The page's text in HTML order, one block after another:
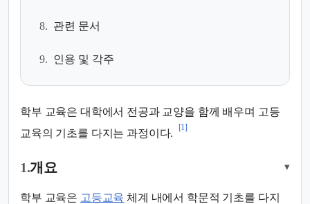
8. 관련 문서
9. 인용 및 각주
학부 교육은 대학에서 전공과 교양을 함께 배우며 고등
교육의 기초를 다지는 과정이다.
[1]
1.개요 ▾
학부 교육은 고등교육 체계 내에서 학문적 기초를 다지